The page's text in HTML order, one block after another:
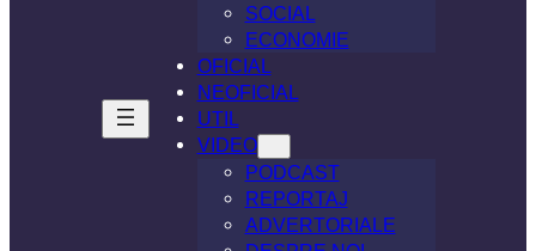
SOCIAL
ECONOMIE
OFICIAL
NEOFICIAL
UTIL
VIDEO
PODCAST
REPORTAJ
ADVERTORIALE